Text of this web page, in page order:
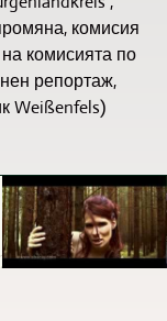
комисия
комисията по
репортаж,
Weißenfels)